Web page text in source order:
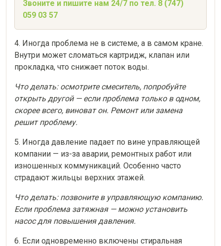
Звоните и пишите нам 24/7 по тел. 8 (747)
059 03 57
4. Иногда проблема не в системе, а в самом кране.
Внутри может сломаться картридж, клапан или
прокладка, что снижает поток воды.
Что делать: осмотрите смеситель, попробуйте
открыть другой — если проблема только в одном,
скорее всего, виноват он. Ремонт или замена
решит проблему.
5. Иногда давление падает по вине управляющей
компании — из-за аварии, ремонтных работ или
изношенных коммуникаций. Особенно часто
страдают жильцы верхних этажей.
Что делать: позвоните в управляющую компанию.
Если проблема затяжная — можно установить
насос для повышения давления.
6. Если одновременно включены стиральная